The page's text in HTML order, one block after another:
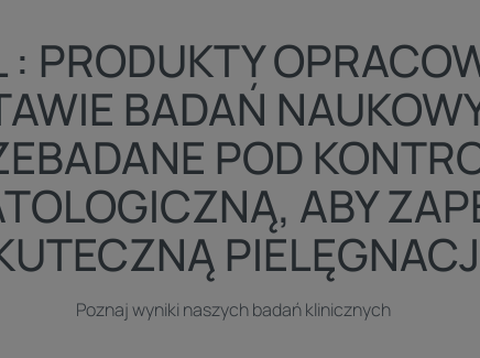
: PRODUKTY
BADAŃ
POD
ABY
Poznaj wyniki naszych badań klinicznych